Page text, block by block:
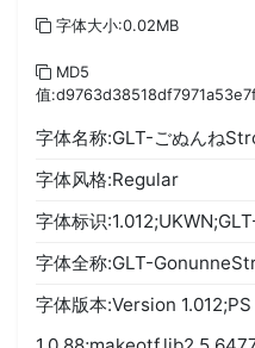
字体大小:0.02MB
MD5
值
字体名称:GLT-ごぬんね
字体风格:Regular
字体标识
字体全称:GLT-
字体版本:Version